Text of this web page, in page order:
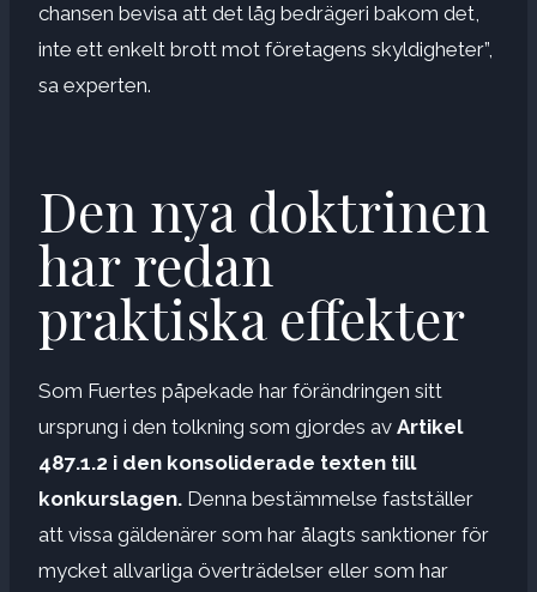
chansen bevisa att det låg bedrägeri bakom det,
inte ett enkelt brott mot företagens skyldigheter”,
sa experten.
Den nya doktrinen
har redan
praktiska effekter
Som Fuertes påpekade har förändringen sitt
ursprung i den tolkning som gjordes av Artikel
487.1.2 i den konsoliderade texten till
konkurslagen. Denna bestämmelse fastställer
att vissa gäldenärer som har ålagts sanktioner för
mycket allvarliga överträdelser eller som har